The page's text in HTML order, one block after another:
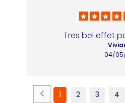
Tres bel effet
04/
1 2 3 4